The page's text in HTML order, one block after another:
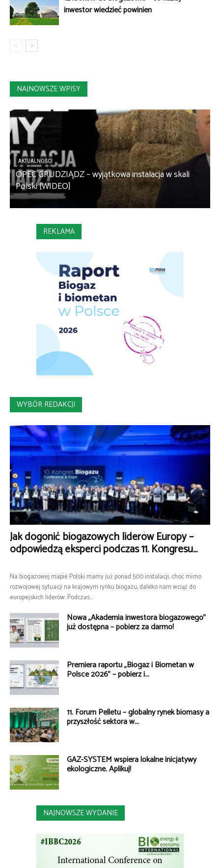
inwestor wiedzieć powinien
NAJNOWSZE WPISY
AKTUALNOŚCI
OPEC GRUDZIĄDZ – wyjątkowa instalacja w skali
Polski [WIDEO]
REKLAMA
WYBÓR REDAKCJI
Jak dogonić biogazowych liderów Europy –
odpowiedzą eksperci podczas 11. Kongresu...
Na biogazowej mapie Polski mamy już ponad 500 instalacji, choć mimo
rozwojowej sytuacji na krajowym rynku biogazu, daleko nam wciąż do
europejskich liderów. Podczas...
Nowa „Akademia inwestora biogazowego”
już dostępna – pobierz za darmo!
Premiera raportu „Biogaz i Biometan w
Polsce 2026” – pobierz i...
11. Forum Pelletu – globalny rynek biomasy a
przyszłość sektora w...
GAZ-SYSTEM wspiera lokalne inicjatywy
ekologiczne. Aplikuj!
NAJNOWSZE WYDANIE